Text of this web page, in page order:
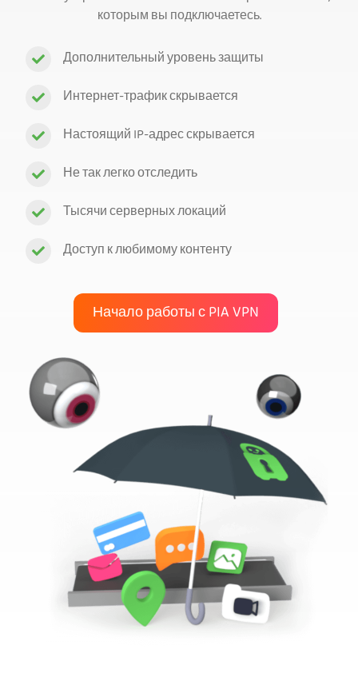
которым вы подключаетесь.
Дополнительный уровень защиты
Интернет-трафик скрывается
Настоящий IP-адрес скрывается
Не так легко отследить
Тысячи серверных локаций
Доступ к любимому контенту
Начало работы с PIA VPN